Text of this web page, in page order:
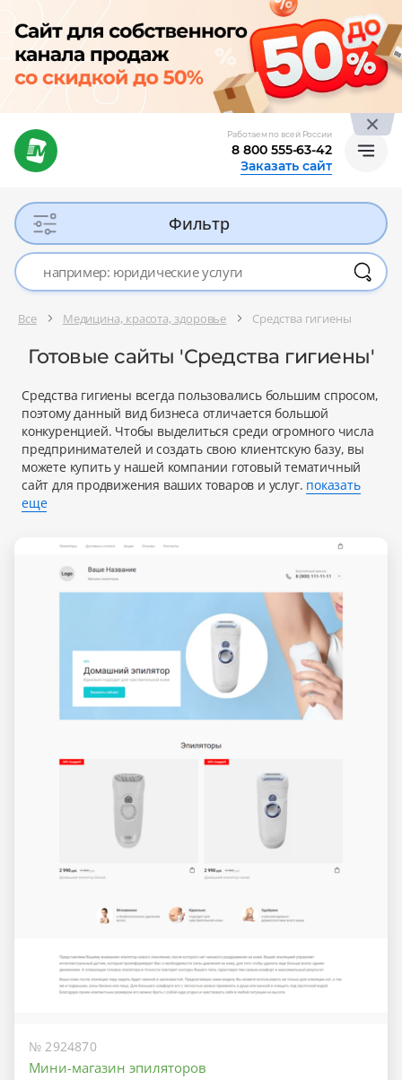
Работаем по всей России
8 800 555-63-42
Заказать сайт
Фильтр
Все Медицина, красота, здоровье Средства гигиены
Готовые сайты 'Средства гигиены'
Средства гигиены всегда пользовались большим спросом,
поэтому данный вид бизнеса отличается большой
конкуренцией. Чтобы выделиться среди огромного числа
предпринимателей и создать свою клиентскую базу, вы
можете купить у нашей компании готовый тематичный
сайт для продвижения ваших товаров и услуг. показать
еще
№ 2924870
Мини-магазин эпиляторов